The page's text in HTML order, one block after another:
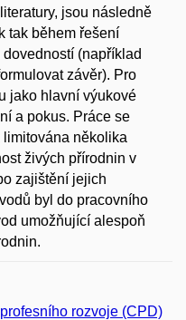
jsou následně
tak během řešení
(například
závěr). Pro
jako hlavní výukové
a pokus. Práce se
několika
živých přírodnin v
zajištění jejich
byl do pracovního
umožňující alespoň
rozvoje (CPD)